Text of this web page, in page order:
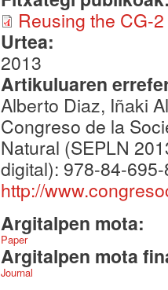
Reusing the CG-
Urtea:
2013
Artikuluaren
Alberto Diaz, Iñaki
Congreso de la
Natural (SEPLN
digital): 978-84-
http://
Argitalpen mota:
Paper
Argitalpen mota
Journal